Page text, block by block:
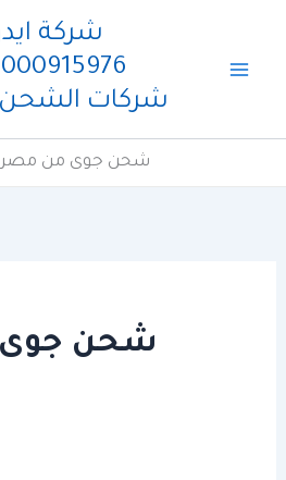
شركة
شركات الشحن
شحن جوى من مصر
شحن